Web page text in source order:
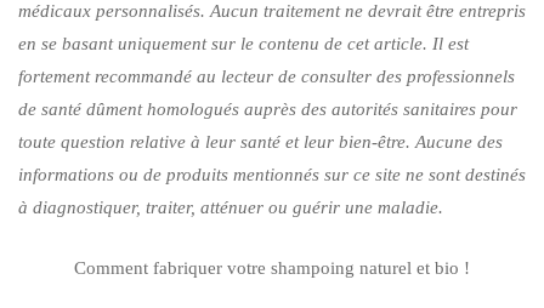
médicaux personnalisés. Aucun traitement ne devrait être entrepris
en se basant uniquement sur le contenu de cet article. Il est
fortement recommandé au lecteur de consulter des professionnels
de santé dûment homologués auprès des autorités sanitaires pour
toute question relative à leur santé et leur bien-être. Aucune des
informations ou de produits mentionnés sur ce site ne sont destinés
à diagnostiquer, traiter, atténuer ou guérir une maladie.
Comment fabriquer votre shampoing naturel et bio !